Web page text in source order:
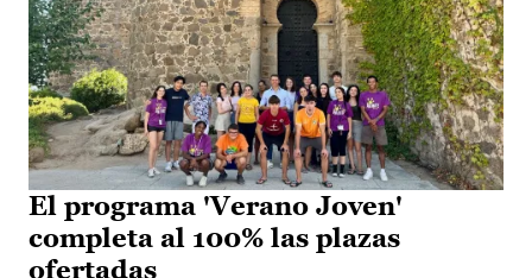
El programa 'Verano Joven'
completa al 100% las plazas
ofertadas